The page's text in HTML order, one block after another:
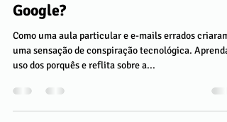
Por que tantos porquês errados,
Google?
Como uma aula particular e e-mails errados criaram
uso dos porquês e reflita sobre a...